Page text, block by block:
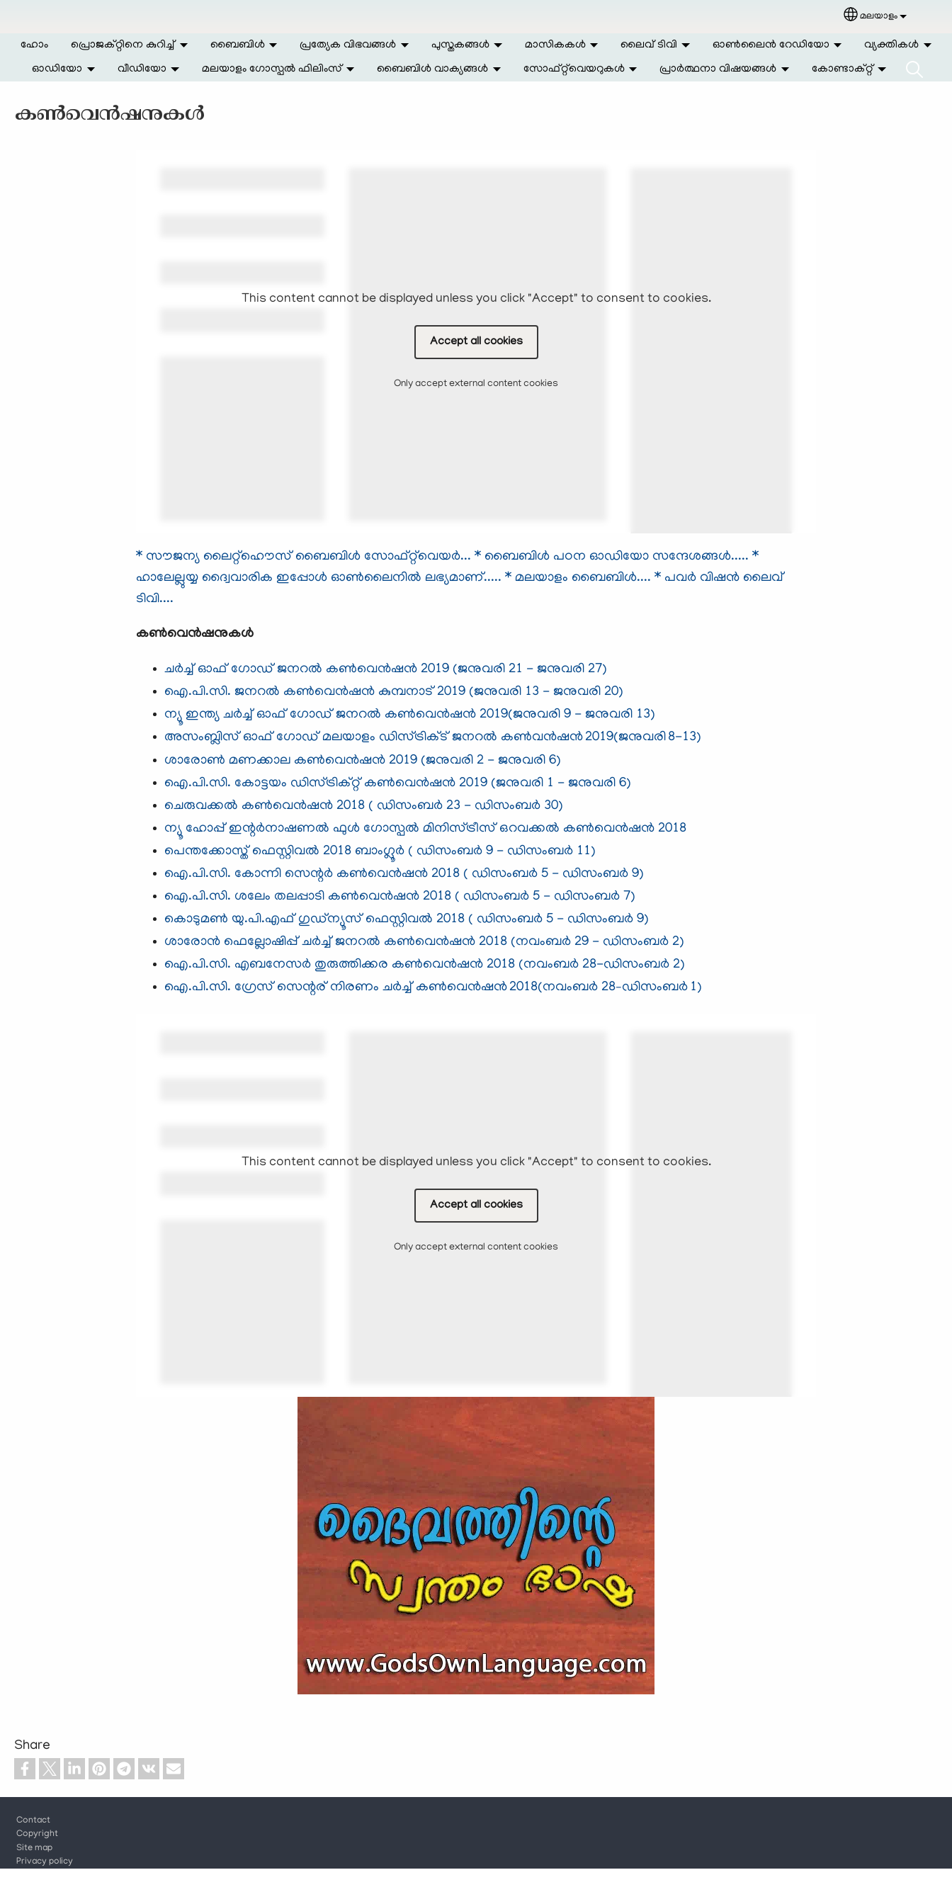
Select your
മലയാളം
ഹോം പ്രൊജക്റ്റിനെ കുറിച്ച് ബൈബിള്‍ പ്രത്യേക വിഭവങ്ങള്‍ പുസ്തകങ്ങള്‍ മാസികകള്‍ ലൈവ് ടിവി ഓണ്‍ലൈന്‍ റേഡിയോ
വ്യക്തികള്‍
ഓഡിയോ
വീഡിയോ മലയാളം ഗോസ്പൽ ഫിലിംസ് ബൈബിള്‍ വാക്യങ്ങള്‍ സോഫ്റ്റ്‌വെയറുകള്‍ പ്രാര്‍ത്ഥനാ വിഷയങ്ങള്‍ കോണ്ടാക്റ്റ്
കൺവെൻഷനുകൾ
This content cannot be displayed unless you click "Accept" to consent to cookies.
Accept all cookies
Only accept external content cookies
* സൗജന്യ ലൈറ്റ്ഹൌസ് ബൈബിള്‍ സോഫ്റ്റ്‌വെയര്‍... * ബൈബിള്‍ പഠന ഓഡിയോ സന്ദേശങ്ങള്‍..... *
ഹാലേല്ലുയ്യ ദ്വൈവാരിക ഇപ്പോള്‍ ഓണ്‍ലൈനില്‍ ലഭ്യമാണ്..... * മലയാളം ബൈബിള്‍.... * പവര്‍ വിഷന്‍ ലൈവ്
ടിവി....
കൺവെൻഷനുകൾ
ചർച്ച് ഓഫ് ഗോഡ് ജനറൽ കണ്‍വെന്‍ഷന്‍ 2019 (ജനുവരി 21 - ജനുവരി 27)
ഐ.പി.സി. ജനറല്‍ കണ്‍വെന്‍ഷന്‍ കുമ്പനാട് 2019 (ജനുവരി 13 - ജനുവരി 20)
ന്യൂ ഇന്ത്യ ചർച്ച് ഓഫ് ഗോഡ് ജനറൽ കണ്‍വെന്‍ഷന്‍ 2019(ജനുവരി 9 - ജനുവരി 13)
അസംബ്ലിസ് ഓഫ് ഗോഡ് മലയാളം ഡിസ്ട്രിക്ട് ജനറൽ കൺവൻഷൻ2019(ജനുവരി8-13)
ശാരോണ്‍ മണക്കാല കണ്‍വെന്‍ഷന്‍ 2019 (ജനുവരി 2 - ജനുവരി 6)
ഐ.പി.സി. കോട്ടയം ഡിസ്ട്രിക്റ്റ് കണ്‍വെന്‍ഷന്‍ 2019 (ജനുവരി 1 - ജനുവരി 6)
ചെരുവക്കല്‍ കണ്‍വെന്‍ഷന്‍ 2018 ( ഡിസംബര്‍ 23 - ഡിസംബര്‍ 30)
ന്യൂ ഹോപ്പ് ഇന്റര്‍നാഷണല്‍ ഫുള്‍ ഗോസ്പല്‍ മിനിസ്ട്രീസ് ഒറവക്കല്‍ കൺവെൻഷൻ 2018
പെന്തക്കോസ്ത് ഫെസ്റ്റിവൽ 2018 ബാംഗ്ലൂര്‍ ( ഡിസംബര്‍ 9 - ഡിസംബര്‍ 11)
ഐ.പി.സി.​ കോന്നി സെന്റർ കൺവെൻഷൻ 2018 ( ഡിസംബര്‍ 5 - ഡിസംബര്‍ 9)
ഐ.പി.സി. ശലേം തലപ്പാടി കൺവെൻഷൻ 2018 ( ഡിസംബര്‍ 5 - ഡിസംബര്‍ 7)
കൊടുമൺ യു.പി.എഫ് ഗുഡ്ന്യൂസ് ഫെസ്റ്റിവൽ 2018​ ( ഡിസംബര്‍ 5 - ഡിസംബര്‍ 9)
ശാരോന്‍ ഫെല്ലോഷിപ്പ് ചര്‍ച്ച് ജനറല്‍ കണ്‍വെന്‍ഷന്‍ 2018 (നവംബര്‍ 29 - ഡിസംബര്‍ 2)
ഐ.പി.സി. എബനേസര്‍ തുരുത്തിക്കര കൺവെൻഷൻ 2018 (നവംബര്‍ 28-ഡിസംബര്‍ 2)
ഐ.പി.സി.​ ഗ്രേസ്‌ സെന്റര് നിരണം ചര്‍ച്ച് കൺവെൻഷൻ2018(നവംബര്‍ 28-ഡിസംബര്‍ 1)
This content cannot be displayed unless you click "Accept" to consent to cookies.
Accept all cookies
Only accept external content cookies
Share
Contact
Copyright
Site map
Privacy policy